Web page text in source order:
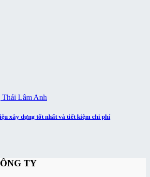
xây dựng tốt nhất và tiết kiệm chi phí
TY